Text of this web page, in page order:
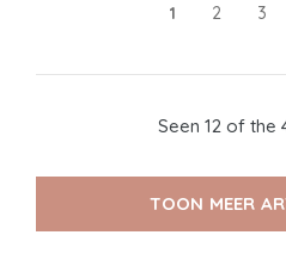
1 2 3
Seen 12 of the
TOON MEER